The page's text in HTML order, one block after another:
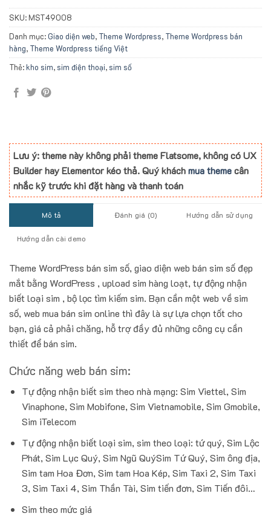
SKU: MST49008
Danh mục:Giao diện web, Theme Wordpress, Theme Wordpress bán
hàng, Theme Wordpress tiếng Việt
Thẻ:kho sim, sim điện thoại, sim số
Lưu ý: theme này không phải theme Flatsome, không có UX
Builder hay Elementor kéo thả. Quý kháchmua themecân
nhắc kỹ trước khi đặt hàng và thanh toán
Mô tả Đánh giá (0) Hướng dẫn sử dụng
Hướng dẫn cài demo
Theme WordPress bán sim số, giao diện web bán sim số đẹp
mắt bằng WordPress , upload sim hàng loạt, tự động nhận
biết loại sim , bộ lọc tìm kiếm sim. Bạn cần một web về sim
số, web mua bán sim online thì đây là sự lựa chọn tốt cho
bạn, giá cả phải chăng, hỗ trợ đầy đủ những công cụ cần
thiết để bán sim.
Chức năng web bán sim:
Tự động nhận biết sim theo nhà mạng: Sim Viettel, Sim
Vinaphone, Sim Mobifone, Sim Vietnamobile, Sim Gmobile,
Sim iTelecom
Tự động nhận biết loại sim, sim theo loại: tứ quý, Sim Lộc
Phát, Sim Lục Quý, Sim Ngũ QuýSim Tứ Quý, Sim ông địa,
Sim tam Hoa Đơn, Sim tam Hoa Kép, Sim Taxi 2, Sim Taxi
3, Sim Taxi 4, Sim Thần Tài, Sim tiến đơn, Sim Tiến đôi…
Sim theo mức giá